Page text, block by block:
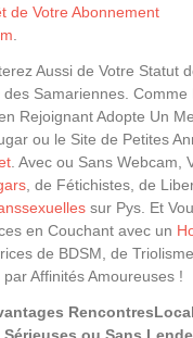
de Votre Abonnement
Aussi de Votre Statut
Samariennes. Comme
Rejoignant Adopte Un
ou le Site de Petites
. Avec ou Sans Webcam,
, de Fétichistes, de
sur Pys. Et
en Couchant avec un
de BDSM, de
Affinités Amoureuses !